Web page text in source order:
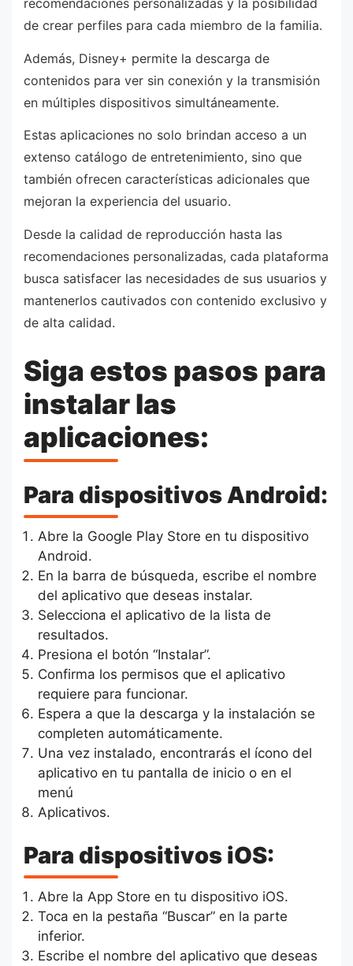
recomendaciones personalizadas y la posibilidad
de crear perfiles para cada miembro de la familia.
Además, Disney+ permite la descarga de
contenidos para ver sin conexión y la transmisión
en múltiples dispositivos simultáneamente.
Estas aplicaciones no solo brindan acceso a un
extenso catálogo de entretenimiento, sino que
también ofrecen características adicionales que
mejoran la experiencia del usuario.
Desde la calidad de reproducción hasta las
recomendaciones personalizadas, cada plataforma
busca satisfacer las necesidades de sus usuarios y
mantenerlos cautivados con contenido exclusivo y
de alta calidad.
Siga estos pasos para
instalar las
aplicaciones:
Para dispositivos Android:
Abre la Google Play Store en tu dispositivo
Android.
En la barra de búsqueda, escribe el nombre
del aplicativo que deseas instalar.
Selecciona el aplicativo de la lista de
resultados.
Presiona el botón “Instalar”.
Confirma los permisos que el aplicativo
requiere para funcionar.
Espera a que la descarga y la instalación se
completen automáticamente.
Una vez instalado, encontrarás el ícono del
aplicativo en tu pantalla de inicio o en el
menú
Aplicativos.
Para dispositivos iOS:
Abre la App Store en tu dispositivo iOS.
Toca en la pestaña “Buscar” en la parte
inferior.
Escribe el nombre del aplicativo que deseas